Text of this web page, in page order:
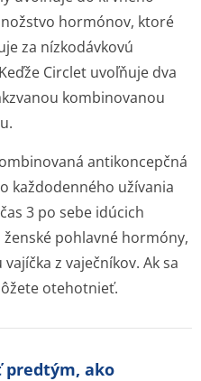
hormónov, ktoré
za nízkodávkovú
Circlet uvoľňuje dva
kombinovanou
antikoncepčná
každodenného užívania
3 po sebe idúcich
pohlavné hormóny,
z vaječníkov. Ak sa
otehotnieť.
predtým, ako